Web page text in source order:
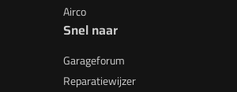
Airco
Snel naar
Garageforum
Reparatiewijzer